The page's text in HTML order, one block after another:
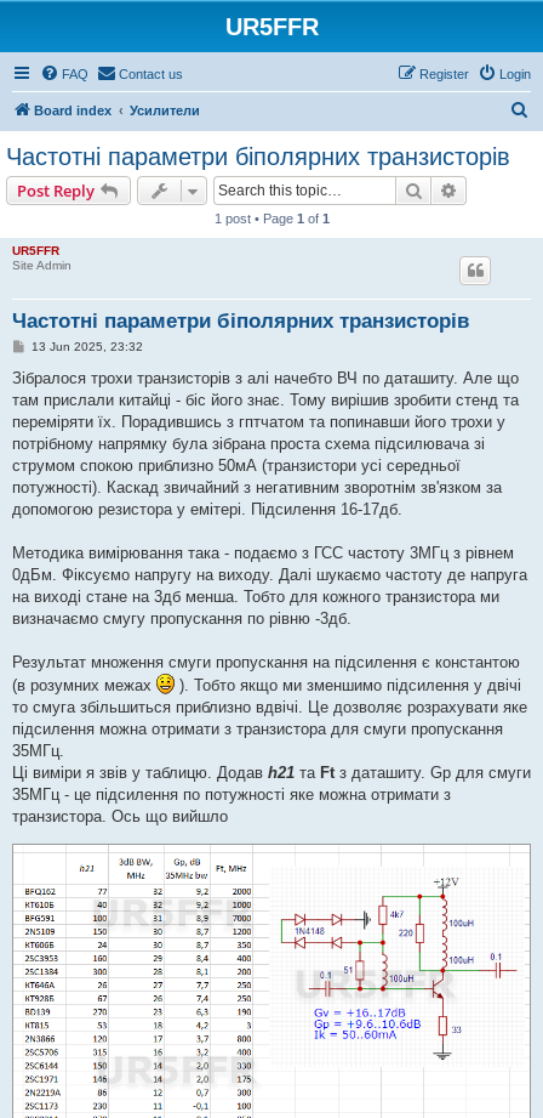
UR5FFR
FAQ Contact us Login
Register
Board index Усилители
Частотні параметри біполярних транзисторів
Post Reply Search
1 post • Page 1 of 1
UR5FFR
Site Admin
Частотні параметри біполярних транзисторів
P
s
13 Jun 2025, 23:32
Зібралося трохи транзисторів з алі начебто ВЧ по даташиту. Але що
там прислали китайці - біс його знає. Тому вирішив зробити стенд та
переміряти їх. Порадившись з гптчатом та попинавши його трохи у
потрібному напрямку була зібрана проста схема підсилювача зі
струмом спокою приблизно 50мА (транзистори усі середньої
потужності). Каскад звичайний з негативним зворотнім зв'язком за
допомогою резистора у емітері. Підсилення 16-17дб.
Методика вимірювання така - подаємо з ГСС частоту 3МГц з рівнем
0дБм. Фіксуємо напругу на виходу. Далі шукаємо частоту де напруга
на виході стане на 3дб менша. Тобто для кожного транзистора ми
визначаємо смугу пропускання по рівню -3дб.
Результат множення смуги пропускання на підсилення є константою
(в розумних межах
). Тобто якщо ми зменшимо підсилення у двічі
то смуга збільшиться приблизно вдвічі. Це дозволяє розрахувати яке
підсилення можна отримати з транзистора для смуги пропускання
35МГц.
Ці виміри я звів у таблицю. Додав h21 та Ftз даташиту. Gp для смуги
35МГц - це підсилення по потужності яке можна отримати з
транзистора. Ось що вийшло